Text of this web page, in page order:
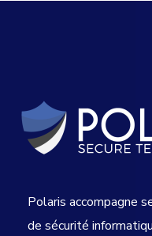
Polaris accompagne
de sécurité